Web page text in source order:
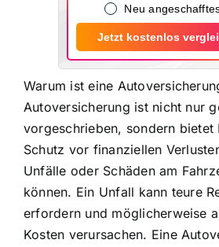
Neu
Jetzt kostenlos
Warum ist eine
Autoversicherung ist nicht nur
vorgeschrieben, sondern bietet
Schutz vor finanziellen
Unfälle oder Schäden am
können. Ein Unfall kann teure
erfordern und möglicherweise
Kosten verursachen. Eine